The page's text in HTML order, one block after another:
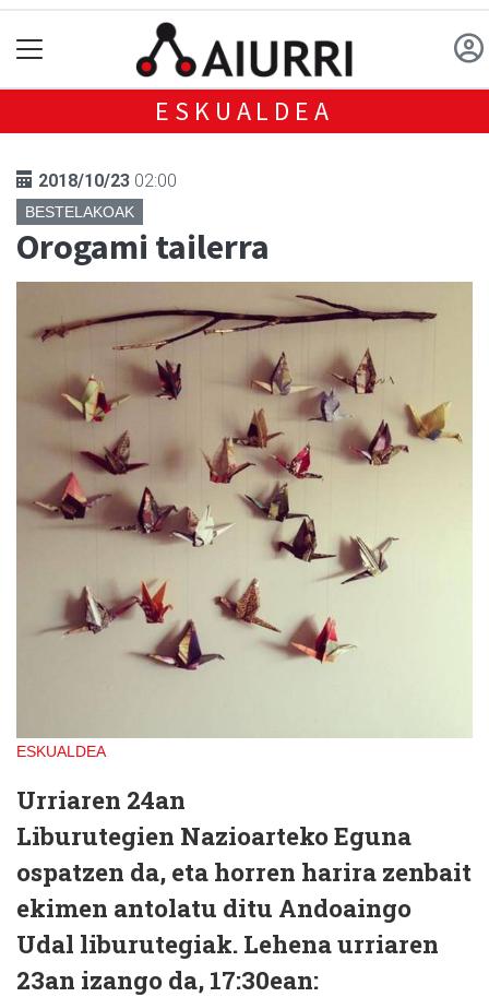
ESKUALDEA
2018/10/23 02:00
BESTELAKOAK
Orogami tailerra
ESKUALDEA
Urriaren 24an
Liburutegien Nazioarteko Eguna
ospatzen da, eta horren harira zenbait
ekimen antolatu ditu Andoaingo
Udal liburutegiak. Lehena urriaren
23an izango da, 17:30ean: